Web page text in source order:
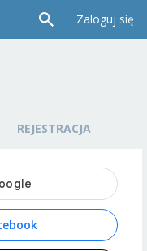
Zaloguj się
REJESTRACJA